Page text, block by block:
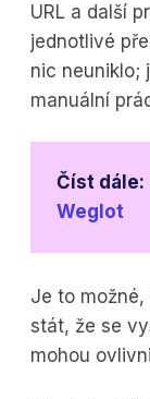
URL a další
jednotlivé
nic neuniklo;
manuální
Číst dále:
Weglot
Je to
stát, že se
mohou